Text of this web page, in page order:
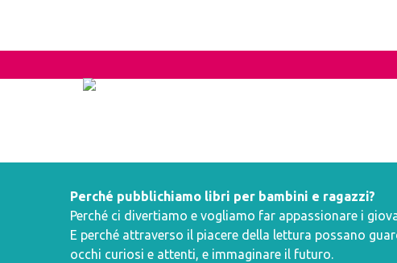
Perché pubblichiamo libri per bambini e ragazzi?
Perché ci divertiamo e vogliamo far appassionare i
E perché attraverso il piacere della lettura possano
occhi curiosi e attenti, e immaginare il futuro.